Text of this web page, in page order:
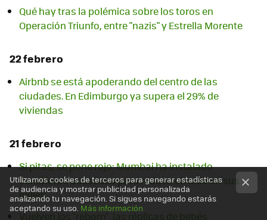
Qué hay tras la polémica sobre los toros en
Operación Triunfo, entre "nazis" y Estrella Morente
22 febrero
Airbnb se está apoderando del centro de las
ciudades. En Edimburgo ya supera el 29% de
viviendas
21 febrero
Si pitas, se pone rojo: Mumbai ha instalado
semáforos acústicos para reducir el ruido en sus
calles
Vuelven los "reborn", las réplicas de bebés
Utilizamos cookies de terceros para generar estadísticas
de audiencia y mostrar publicidad personalizada
analizando tu navegación. Si sigues navegando estarás
aceptando su uso. Más información